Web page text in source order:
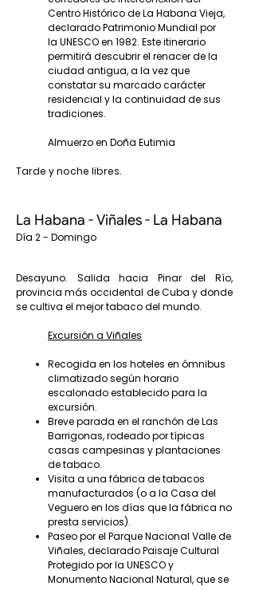
Centro Histórico de La Habana Vieja,
declarado Patrimonio Mundial por
la UNESCO en 1982. Este itinerario
permitirá descubrir el renacer de la
ciudad antigua, a la vez que
constatar su marcado carácter
residencial y la continuidad de sus
tradiciones.
Almuerzo en Doña Eutimia
Tarde y noche libres.
La Habana - Viñales - La Habana
Día 2 - Domingo
Desayuno. Salida hacia Pinar del Río,
provincia más occidental de Cuba y donde
se cultiva el mejor tabaco del mundo.
Excursión a Viñales
Recogida en los hoteles en ómnibus
climatizado según horario
escalonado establecido para la
excursión.
Breve parada en el ranchón de Las
Barrigonas, rodeado por típicas
casas campesinas y plantaciones
de tabaco.
Visita a una fábrica de tabacos
manufacturados (o a la Casa del
Veguero en los días que la fábrica no
presta servicios).
Paseo por el Parque Nacional Valle de
Viñales, declarado Paisaje Cultural
Protegido por la UNESCO y
Monumento Nacional Natural, que se